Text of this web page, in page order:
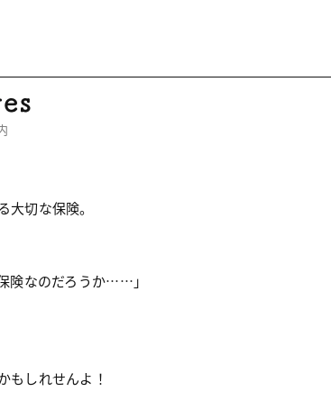
切な保険。
険なのだろうか……」
もしれせんよ！